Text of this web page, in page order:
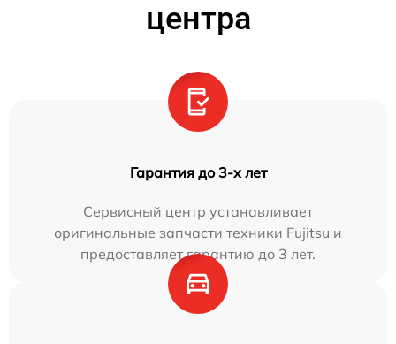
центра
Гарантия до 3-х лет
Сервисный центр устанавливает
оригинальные запчасти техники Fujitsu и
предоставляет гарантию до 3 лет.